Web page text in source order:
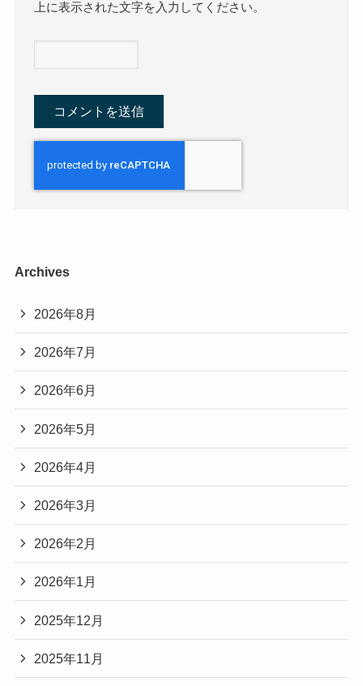
上に表示された文字を入力してください。
Archives
2026年8月
2026年7月
2026年6月
2026年5月
2026年4月
2026年3月
2026年2月
2026年1月
2025年12月
2025年11月